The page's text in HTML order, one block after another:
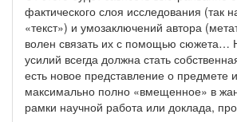
фактического слоя исследования (так
«текст») и умозаключений автора
волен связать их с помощью сюжета…
усилий всегда должна стать
есть новое представление о предмете
максимально полно «вмещенное» в
рамки научной работа или доклада,